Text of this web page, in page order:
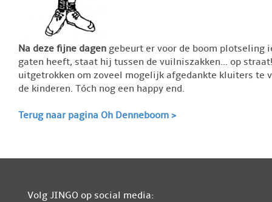
Na deze fijne dagen gebeurt er voor de boom plotseling
gaten heeft, staat hij tussen de vuilniszakken... op
uitgetrokken om zoveel mogelijk afgedankte kluiters te
de kinderen. Tóch nog een happy end.
Terug naar pagina Oh Denneboom >
Volg JINGO op social media: